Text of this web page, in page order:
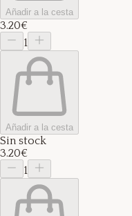
Añadir a la cesta
3.20€
1
Añadir a la cesta
Sin stock
3.20€
1